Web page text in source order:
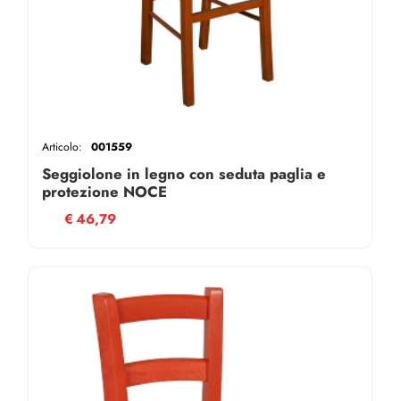
Seggiolone in legno con seduta paglia e
protezione NOCE
Articolo: 001559
€46,79